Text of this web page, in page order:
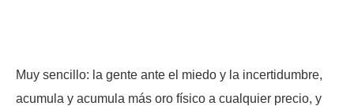
Muy sencillo: la gente ante el miedo y la incertidumbre,
acumula y acumula más oro físico a cualquier precio, y